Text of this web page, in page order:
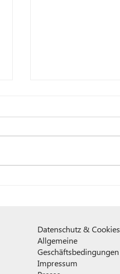
Datenschutz & Cookies
Allgemeine
Geschäftsbedingungen
Impressum